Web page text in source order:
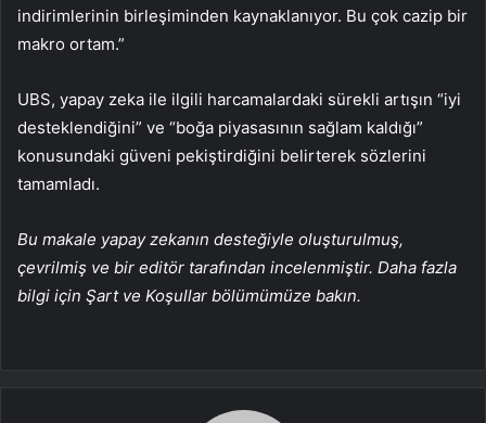
indirimlerinin birleşiminden kaynaklanıyor. Bu çok cazip bir
makro ortam.”
UBS, yapay zeka ile ilgili harcamalardaki sürekli artışın “iyi
desteklendiğini” ve “boğa piyasasının sağlam kaldığı”
konusundaki güveni pekiştirdiğini belirterek sözlerini
tamamladı.
Bu makale yapay zekanın desteğiyle oluşturulmuş,
çevrilmiş ve bir editör tarafından incelenmiştir. Daha fazla
bilgi için Şart ve Koşullar bölümümüze bakın.